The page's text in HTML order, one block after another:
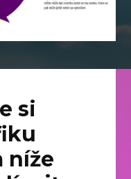
si
níže